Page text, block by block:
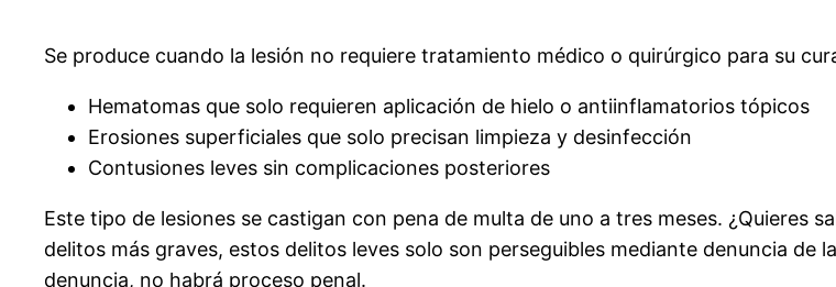
Se produce cuando la lesión no requiere tratamiento médico o quirúrgico para su
Hematomas que solo requieren aplicación de hielo o antiinflamatorios tópicos
Erosiones superficiales que solo precisan limpieza y desinfección
Contusiones leves sin complicaciones posteriores
Este tipo de lesiones se castigan con pena de multa de uno a tres meses. ¿Quieres
delitos más graves, estos delitos leves solo son perseguibles mediante denuncia de
denuncia, no habrá proceso penal.